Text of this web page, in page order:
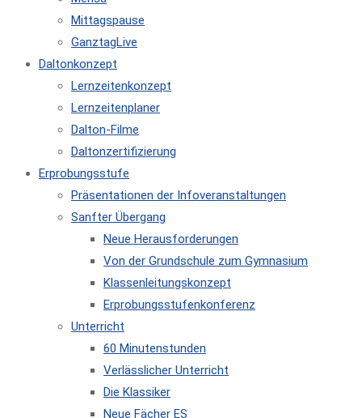
Mittagspause
GanztagLive
Daltonkonzept
Lernzeitenkonzept
Lernzeitenplaner
Dalton-Filme
Daltonzertifizierung
Erprobungsstufe
Präsentationen der Infoveranstaltungen
Sanfter Übergang
Neue Herausforderungen
Von der Grundschule zum Gymnasium
Klassenleitungskonzept
Erprobungsstufenkonferenz
Unterricht
60 Minutenstunden
Verlässlicher Unterricht
Die Klassiker
Neue Fächer ES